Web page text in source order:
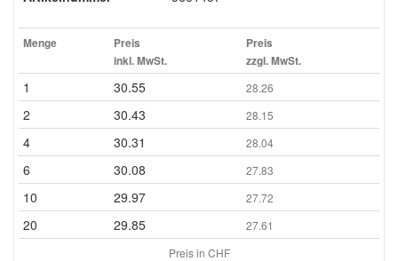
Menge
Preis
inkl. MwSt.
Preis
zzgl. MwSt.
1 30.55 28.26
2 30.43 28.15
4 30.31 28.04
6 30.08 27.83
10 29.97 27.72
20 29.85
27.61
Preis in CHF